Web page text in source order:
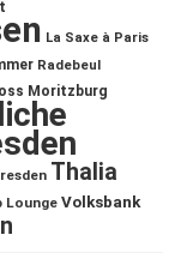
La Saxe à Paris
Radebeul
Moritzburg
Thalia
Lounge Volksbank